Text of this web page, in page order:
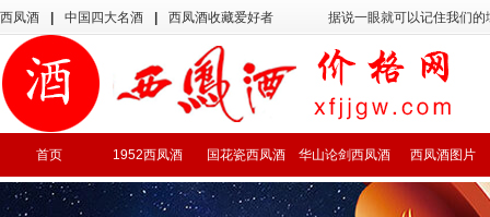
西凤酒 中国四大名酒 西凤酒收藏爱好者 据说一眼就可以记住我们
首页 1952西凤酒 国花瓷西凤酒 华山论剑西凤酒 西凤酒图片